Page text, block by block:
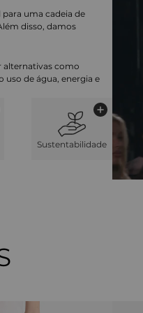
uma cadeia de
disso, damos
alternativas como
uso de água, energia e
Sustentabilidade